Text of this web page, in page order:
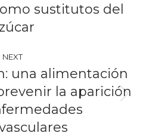
post: sustitutos del
NEXT
post:
una alimentación
la aparición